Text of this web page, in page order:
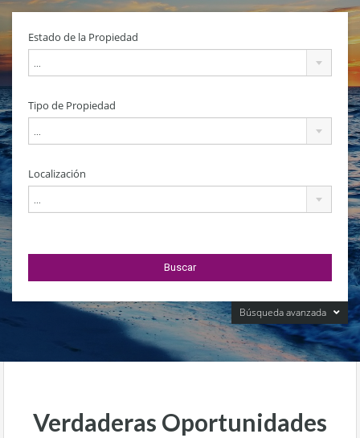
Estado de la Propiedad
...
Tipo de Propiedad
...
Localización
...
Búsqueda avanzada
Verdaderas Oportunidades